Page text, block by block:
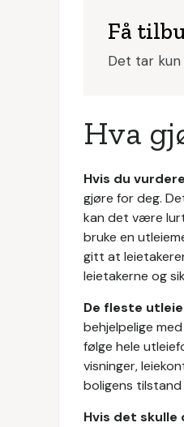
Få
Det tar
Hva
Hvis du
gjøre for deg.
kan det være
bruke en
gitt at
leietakerne og
De fleste
behjelpelige
følge hele
visninger,
boligens
Hvis det